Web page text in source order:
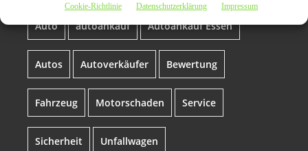
Cookie-Richtlinie Datenschutzerklärung Impressum
Auto autoankauf Autoankauf Essen
Autos Autoverkäufer Bewertung
Fahrzeug Motorschaden Service
Sicherheit Unfallwagen